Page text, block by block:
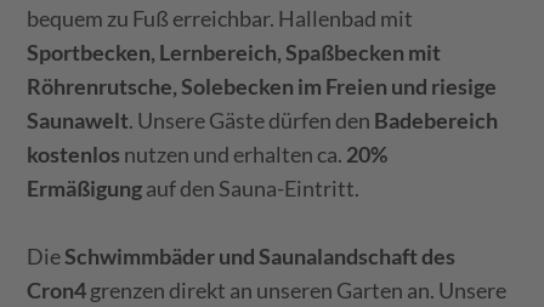
bequem zu Fuß erreichbar. Hallenbad mit
Sportbecken, Lernbereich, Spaßbecken mit
Röhrenrutsche, Solebecken im Freien und riesige
Saunawelt. Unsere Gäste dürfen den Badebereich
kostenlos nutzen und erhalten ca. 20%
Ermäßigungauf den Sauna-Eintritt.
DieSchwimmbäder und Saunalandschaft des
Cron4grenzen direkt an unseren Garten an. Unsere